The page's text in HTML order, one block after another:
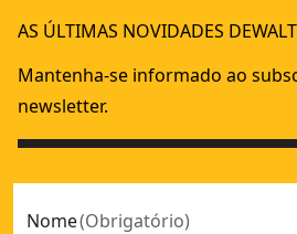
AS ÚLTIMAS NOVIDADES
Mantenha-se informado ao
newsletter.
Nome(Obrigatório)